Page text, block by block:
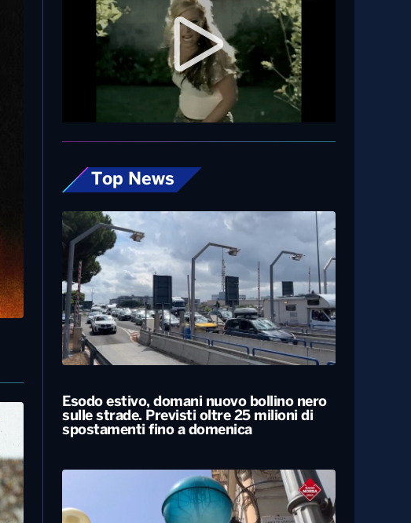
Top News
Esodo estivo, domani nuovo bollino nero
sulle strade. Previsti oltre 25 milioni di
spostamenti fino a domenica